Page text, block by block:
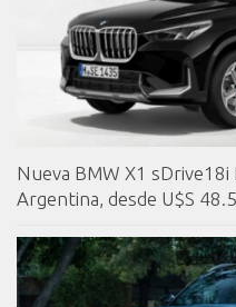
Nueva BMW X1
Argentina, desde U$S